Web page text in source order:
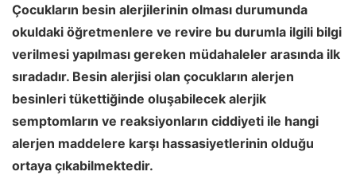
Çocukların besin alerjilerinin olması durumunda
okuldaki öğretmenlere ve revire bu durumla ilgili bilgi
verilmesi yapılması gereken müdahaleler arasında ilk
sıradadır. Besin alerjisi olan çocukların alerjen
besinleri tükettiğinde oluşabilecek alerjik
semptomların ve reaksiyonların ciddiyeti ile hangi
alerjen maddelere karşı hassasiyetlerinin olduğu
ortaya çıkabilmektedir.